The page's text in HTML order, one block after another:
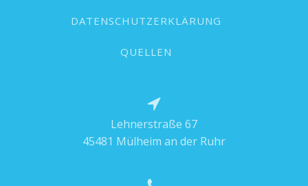
DATENSCHUTZERKLÄRUNG
QUELLEN
Lehnerstraße 67
45481 Mülheim an der Ruhr